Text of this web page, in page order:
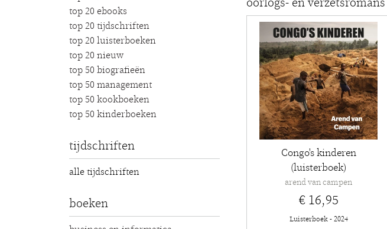
top 20 ebooks
top 20 tijdschriften
top 20 luisterboeken
top 20 nieuw
top 50 biografieën
top 50 management
top 50 kookboeken
top 50 kinderboeken
tijdschriften
alle tijdschriften
boeken
Congo's kinderen
(luisterboek)
arend van campen
€ 16,95
Luisterboek - 2024